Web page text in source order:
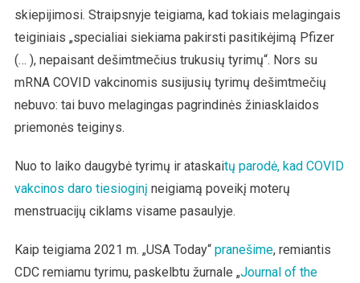
skiepijimosi. Straipsnyje teigiama, kad tokiais melagingais
teiginiais „specialiai siekiama pakirsti pasitikėjimą Pfizer
(… ), nepaisant dešimtmečius trukusių tyrimų“. Nors su
mRNA COVID vakcinomis susijusių tyrimų dešimtmečių
nebuvo: tai buvo melagingas pagrindinės žiniasklaidos
priemonės teiginys.
Nuo to laiko daugybė tyrimų ir ataskaitų parodė, kad COVID
vakcinos daro tiesioginį neigiamą poveikį moterų
menstruacijų ciklams visame pasaulyje.
Kaip teigiama 2021 m. „USA Today“ pranešime, remiantis
CDC remiamu tyrimu, paskelbtu žurnale „Journal of the